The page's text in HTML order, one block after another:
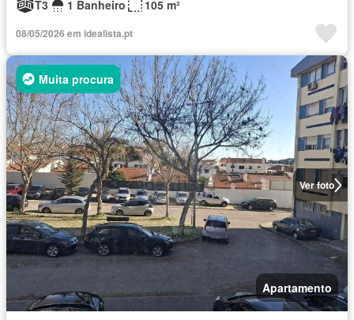
T3 1 Banheiro 105 m²
08/05/2026 em idealista.pt
Ver foto
Muita procura
Apartamento